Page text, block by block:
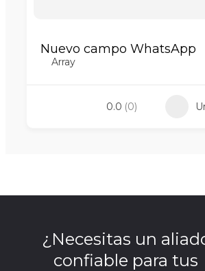
Nuevo campo WhatsApp
Array
0.0 (0)
¿Necesitas un
confiable para tus